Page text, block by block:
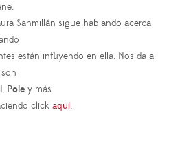
Sanmillán sigue hablando acerca
están influyendo en ella. Nos da a
, Pole y más.
click aquí.